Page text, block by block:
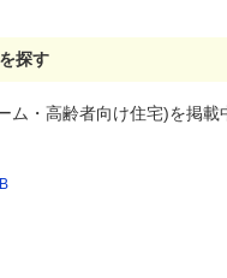
探す
ム・高齢者向け住宅)を掲載